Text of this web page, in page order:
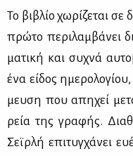
Το βι­βλίο χω­ρί­ζε­ται σε
πρώ­το πε­ρι­λαμ­βά­νει
μα­τι­κή και συ­χνά
ένα εί­δος
μευ­ση που απη­χεί
ρεία της γρα­φής.
Σεϊρ­λή επι­τυγ­χά­νει